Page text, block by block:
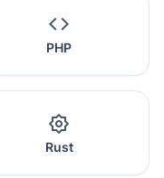
PHP
Rust